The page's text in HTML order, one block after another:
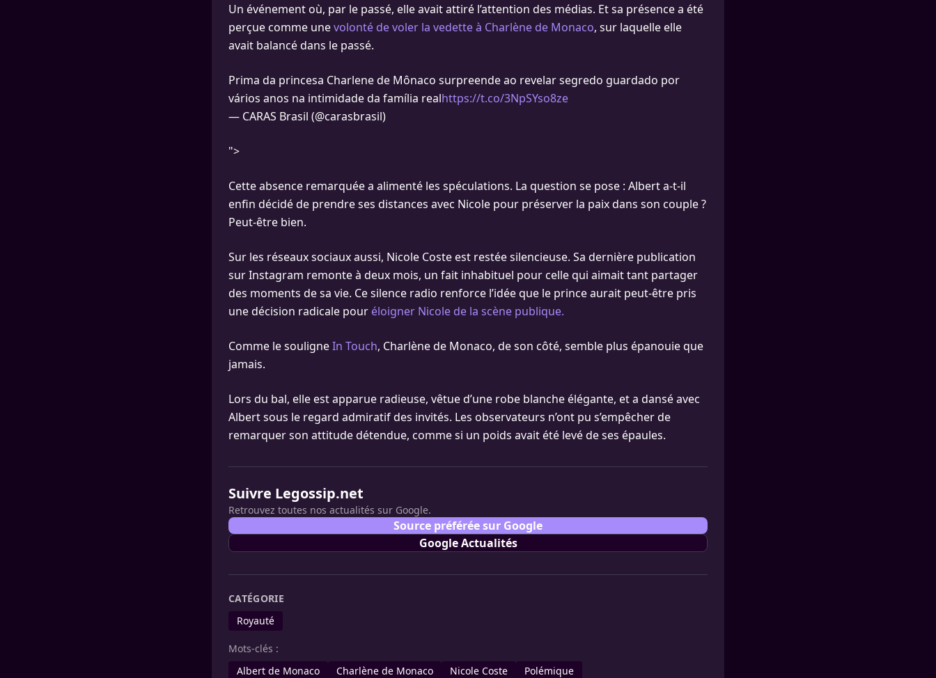
Un événement où, par le passé, elle avait attiré l’attention des médias. Et sa présence a été
perçue comme unevolonté de voler la vedette à Charlène de Monaco, sur laquelle elle
avait balancé dans le passé.
Prima da princesa Charlene de Mônaco surpreende ao revelar segredo guardado por
vários anos na intimidade da família realhttps://t.co/3NpSYso8ze
— CARAS Brasil (@carasbrasil)
">
Cette absence remarquée a alimenté les spéculations. La question se pose : Albert a-t-il
enfin décidé de prendre ses distances avec Nicole pour préserver la paix dans son couple ?
Peut-être bien.
Sur les réseaux sociaux aussi, Nicole Coste est restée silencieuse. Sa dernière publication
sur Instagram remonte à deux mois, un fait inhabituel pour celle qui aimait tant partager
des moments de sa vie. Ce silence radio renforce l’idée que le prince aurait peut-être pris
une décision radicale pour éloigner Nicole de la scène publique.
Comme le souligneIn Touch, Charlène de Monaco, de son côté, semble plus épanouie que
jamais.
Lors du bal, elle est apparue radieuse, vêtue d’une robe blanche élégante, et a dansé avec
Albert sous le regard admiratif des invités. Les observateurs n’ont pu s’empêcher de
remarquer son attitude détendue, comme si un poids avait été levé de ses épaules.
Suivre Legossip.net
Retrouvez toutes nos actualités sur Google.
Source préférée sur Google
Google Actualités
CATÉGORIE
Royauté
Mots-clés :
Albert de Monaco
Charlène de Monaco Nicole Coste Polémique